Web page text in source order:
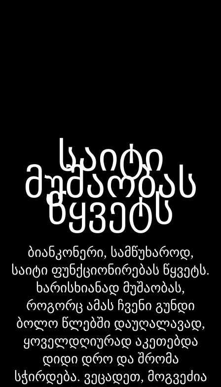
საიტი
მუშაობას
წყვეტს
ბიანკონერი, სამწუხაროდ,
საიტი ფუნქციონირებას წყვეტს.
ხარისხიანად მუშაობას,
როგორც ამას ჩვენი გუნდი
ბოლო წლებში დაუღალავად,
ყოველდღიურად აკეთებდა
დიდი დრო და შრომა
სჭირდება. ვეცადეთ, მოგვეძია